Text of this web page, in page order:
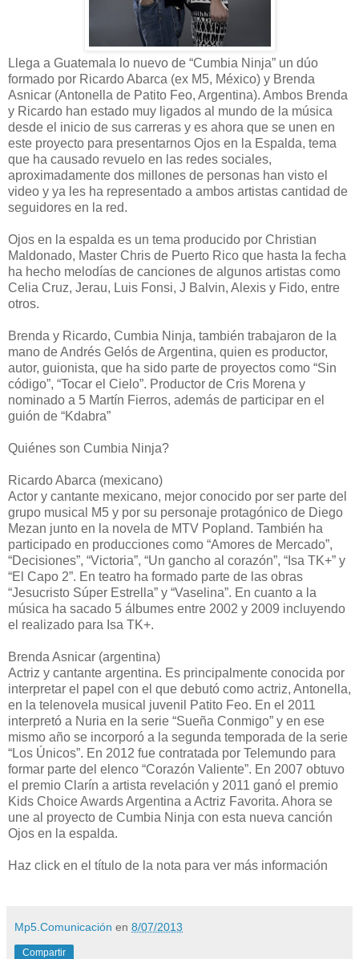
Llega a Guatemala lo nuevo de “Cumbia Ninja” un dúo
formado por Ricardo Abarca (ex M5, México) y Brenda
Asnicar (Antonella de Patito Feo, Argentina). Ambos Brenda
y Ricardo han estado muy ligados al mundo de la música
desde el inicio de sus carreras y es ahora que se unen en
este proyecto para presentarnos Ojos en la Espalda, tema
que ha causado revuelo en las redes sociales,
aproximadamente dos millones de personas han visto el
video y ya les ha representado a ambos artistas cantidad de
seguidores en la red.
Ojos en la espalda es un tema producido por Christian
Maldonado, Master Chris de Puerto Rico que hasta la fecha
ha hecho melodías de canciones de algunos artistas como
Celia Cruz, Jerau, Luis Fonsi, J Balvin, Alexis y Fido, entre
otros.
Brenda y Ricardo, Cumbia Ninja, también trabajaron de la
mano de Andrés Gelós de Argentina, quien es productor,
autor, guionista, que ha sido parte de proyectos como “Sin
código”, “Tocar el Cielo”. Productor de Cris Morena y
nominado a 5 Martín Fierros, además de participar en el
guión de “Kdabra”
Quiénes son Cumbia Ninja?
Ricardo Abarca (mexicano)
Actor y cantante mexicano, mejor conocido por ser parte del
grupo musical M5 y por su personaje protagónico de Diego
Mezan junto en la novela de MTV Popland. También ha
participado en producciones como “Amores de Mercado”,
“Decisiones”, “Victoria”, “Un gancho al corazón”, “Isa TK+” y
“El Capo 2”. En teatro ha formado parte de las obras
“Jesucristo Súper Estrella” y “Vaselina”. En cuanto a la
música ha sacado 5 álbumes entre 2002 y 2009 incluyendo
el realizado para Isa TK+.
Brenda Asnicar (argentina)
Actriz y cantante argentina. Es principalmente conocida por
interpretar el papel con el que debutó como actriz, Antonella,
en la telenovela musical juvenil Patito Feo. En el 2011
interpretó a Nuria en la serie “Sueña Conmigo” y en ese
mismo año se incorporó a la segunda temporada de la serie
“Los Únicos”. En 2012 fue contratada por Telemundo para
formar parte del elenco “Corazón Valiente”. En 2007 obtuvo
el premio Clarín a artista revelación y 2011 ganó el premio
Kids Choice Awards Argentina a Actriz Favorita. Ahora se
une al proyecto de Cumbia Ninja con esta nueva canción
Ojos en la espalda.
Haz click en el título de la nota para ver más información
Mp5.Comunicación en 8/07/2013
Compartir